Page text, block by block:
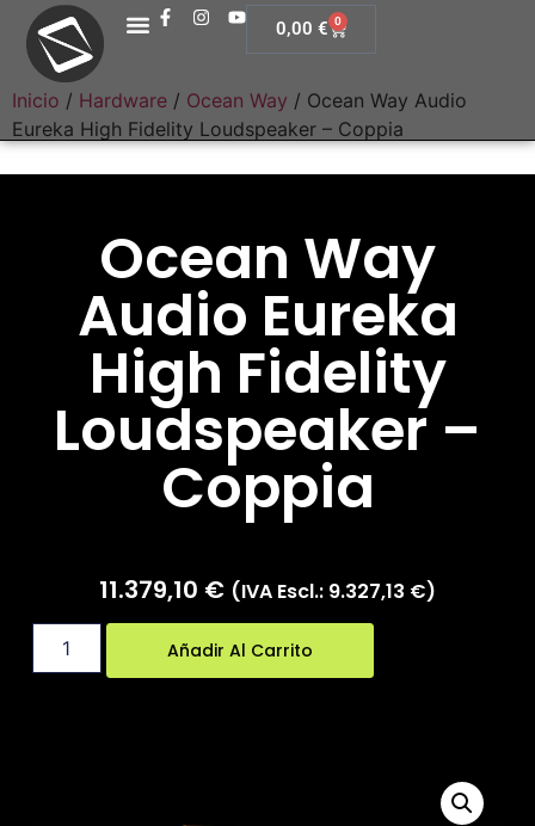
0,00 € 0
Inicio / Hardware / Ocean Way / Ocean Way Audio
Eureka High Fidelity Loudspeaker – Coppia
Ocean Way
Audio Eureka
High Fidelity
Loudspeaker –
Coppia
11.379,10 € (IVA Escl.: 9.327,13 €)
Añadir Al Carrito